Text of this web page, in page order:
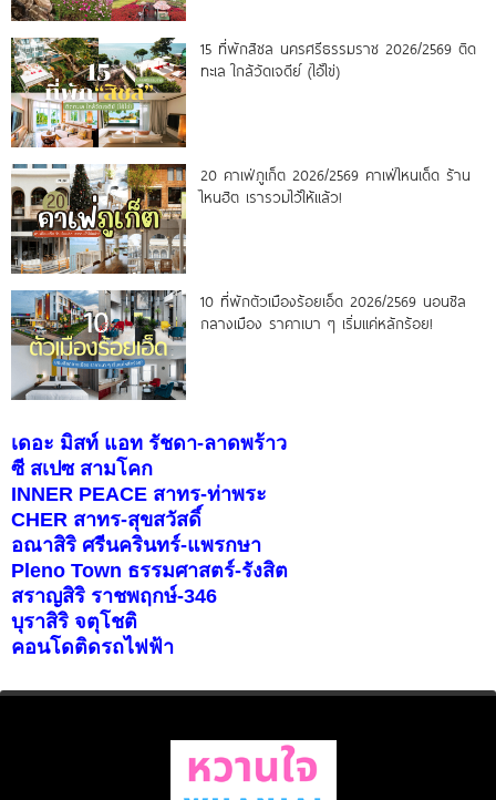
15 ที่พักสิชล นครศรีธรรมราช 2026/2569 ติด
ทะเล ใกล้วัดเจดีย์ (ไอ้ไข่)
20 คาเฟ่ภูเก็ต 2026/2569 คาเฟ่ไหนเด็ด ร้าน
ไหนฮิต เรารวมไว้ให้แล้ว!
10 ที่พักตัวเมืองร้อยเอ็ด 2026/2569 นอนชิล
กลางเมือง ราคาเบา ๆ เริ่มแค่หลักร้อย!
เดอะ มิสท์ แอท รัชดา-ลาดพร้าว
ซี สเปซ สามโคก
INNER PEACE สาทร-ท่าพระ
CHER สาทร-สุขสวัสดิ์
อณาสิริ ศรีนครินทร์-แพรกษา
Pleno Town ธรรมศาสตร์-รังสิต
สราญสิริ ราชพฤกษ์-346
บุราสิริ จตุโชติ
คอนโดติดรถไฟฟ้า